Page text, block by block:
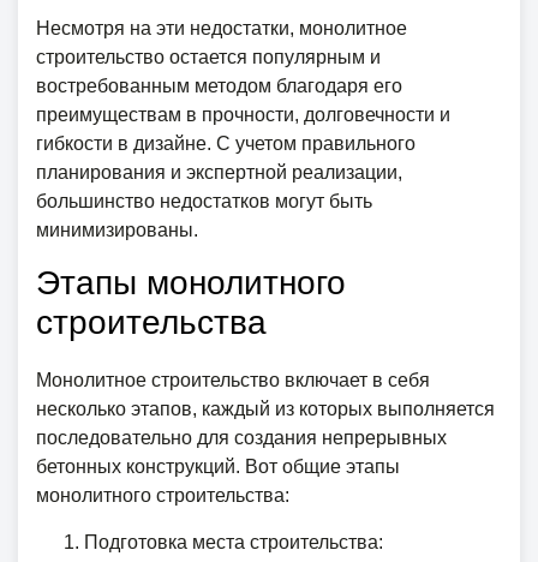
Несмотря на эти недостатки, монолитное
строительство остается популярным и
востребованным методом благодаря его
преимуществам в прочности, долговечности и
гибкости в дизайне. С учетом правильного
планирования и экспертной реализации,
большинство недостатков могут быть
минимизированы.
Этапы монолитного
строительства
Монолитное строительство включает в себя
несколько этапов, каждый из которых выполняется
последовательно для создания непрерывных
бетонных конструкций. Вот общие этапы
монолитного строительства:
Подготовка места строительства: